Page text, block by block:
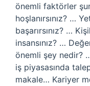
önemli faktörler
hoşlanırsınız? …
başarırsınız? …
insansınız? …
önemli şey nedir?
iş piyasasında
makale… Kariyer